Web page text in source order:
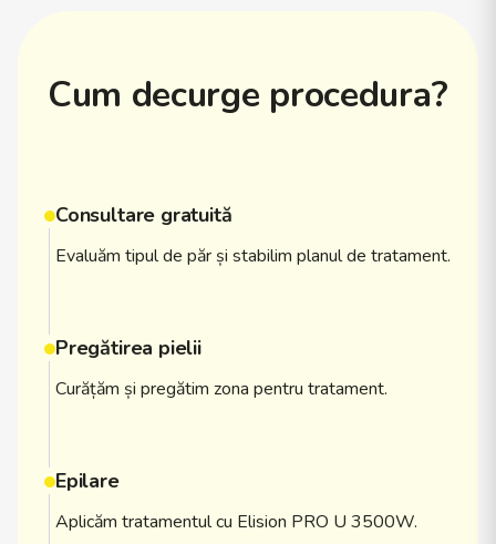
Cum decurge procedura?
Consultare gratuită
Evaluăm tipul de păr și stabilim planul de tratament.
Pregătirea pielii
Curățăm și pregătim zona pentru tratament.
Epilare
Aplicăm tratamentul cu Elision PRO U 3500W.